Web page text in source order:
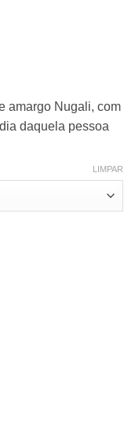
amargo Nugali, com
daquela pessoa
LIMPAR